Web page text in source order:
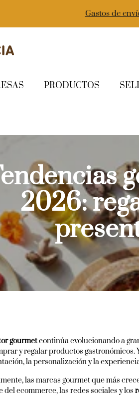
Gastos de
PRODUCTOS
2026:
gourmetcontinúa evolucionando a
y regalar productos
la personalización y la
las marcas gourmet que más
del ecommerce, las redes sociales y los